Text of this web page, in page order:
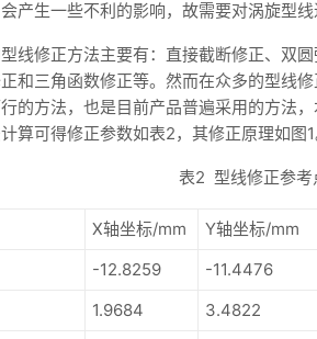
产生一些不利的影响，故需要对涡旋型线
线修正方法主要有：直接截断修正、双
和三角函数修正等。然而在众多的型线
的方法，也是目前产品普遍采用的方法
算可得修正参数如表2，其修正原理如图1
表2 型线修正参考
X轴坐标/mm Y轴坐标/mm
-12.8259 -11.4476
1.9684 3.4822